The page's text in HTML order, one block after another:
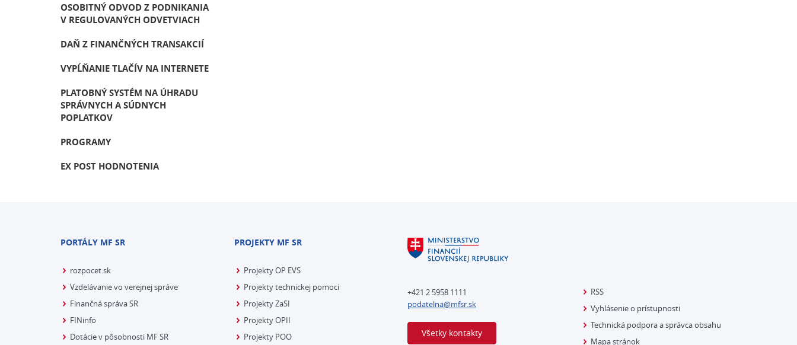
OSOBITNÝ ODVOD Z PODNIKANIA
V REGULOVANÝCH ODVETVIACH
DAŇ Z FINANČNÝCH TRANSAKCIÍ
VYPĹŇANIE TLAČÍV NA INTERNETE
PLATOBNÝ SYSTÉM NA ÚHRADU
SPRÁVNYCH A SÚDNYCH
POPLATKOV
PROGRAMY
EX POST HODNOTENIA
PORTÁLY MF SR
rozpocet.sk
Vzdelávanie vo verejnej správe
Finančná správa SR
FINinfo
Dotácie v pôsobnosti MF SR
PROJEKTY MF SR
Projekty OP EVS
Projekty technickej pomoci
Projekty ZaSI
Projekty OPII
Projekty POO
+421 2 5958 1111
podatelna@mfsr.sk
Všetky kontakty
RSS
Vyhlásenie o prístupnosti
Technická podpora a správca obsahu
Mapa stránok